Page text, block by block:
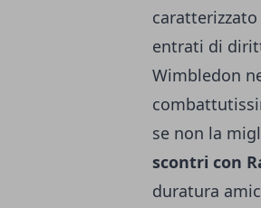
entrati di
Wimbledon
se non la
scontri con
duratura